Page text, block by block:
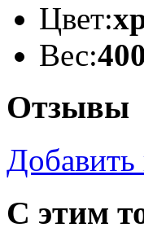
Цвет:
Вес:
Отзывы
С этим